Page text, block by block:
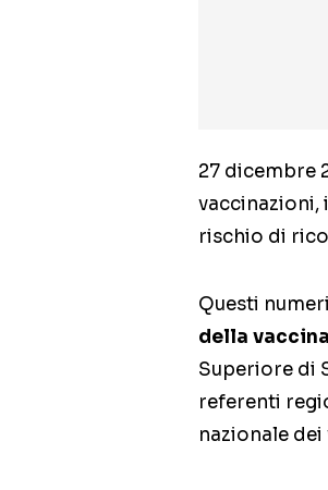
27 dicembre
vaccinazioni,
rischio di
Questi
della
Superiore di
referenti
nazionale dei